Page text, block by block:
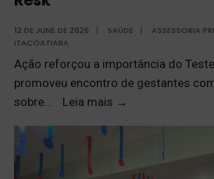
12 DE JUNE DE 2026 | SAÚDE |
ASSESSORIA
ITACOATIARA
Ação reforçou a importância do
promoveu encontro de gestantes
sobre
Leia mais →